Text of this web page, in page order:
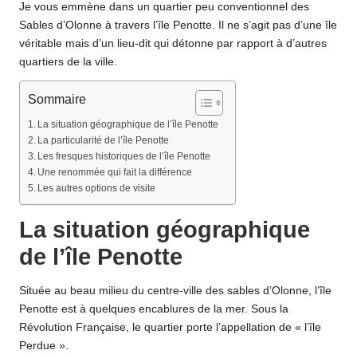
Je vous emmène dans un quartier peu conventionnel des
Sables d’Olonne à travers l’île Penotte. Il ne s’agit pas d’une île
véritable mais d’un lieu-dit qui détonne par rapport à d’autres
quartiers de la ville.
Sommaire
La situation géographique de l’île Penotte
La particularité de l’île Penotte
Les fresques historiques de l’île Penotte
Une renommée qui fait la différence
Les autres options de visite
La situation géographique
de l’île Penotte
Située au beau milieu du centre-ville des sables d’Olonne, l’île
Penotte est à quelques encablures de la mer. Sous la
Révolution Française, le quartier porte l’appellation de « l’île
Perdue ».